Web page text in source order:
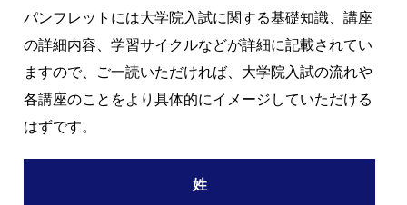
パンフレットには大学院入試に関する基礎知識、講座
の詳細内容、学習サイクルなどが詳細に記載されてい
ますので、ご一読いただければ、大学院入試の流れや
各講座のことをより具体的にイメージしていただける
はずです。
姓